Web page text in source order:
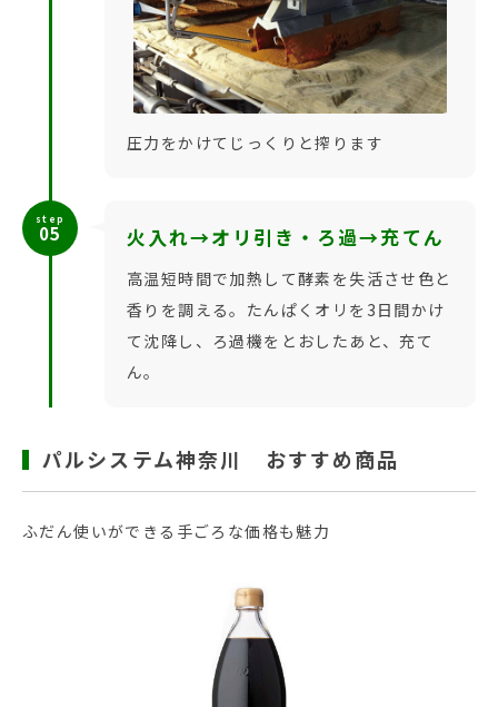
圧力をかけてじっくりと搾ります
step
05 火入れ→オリ引き・ろ過→充てん
高温短時間で加熱して酵素を失活させ色と
香りを調える。たんぱくオリを3日間かけ
て沈降し、ろ過機をとおしたあと、充て
ん。
パルシステム神奈川 おすすめ商品
ふだん使いができる手ごろな価格も魅力